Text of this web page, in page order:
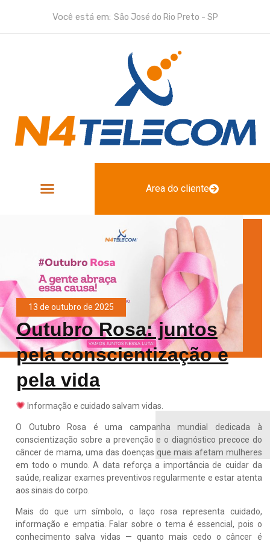
Você está em: São José do Rio Preto - SP
Area do cliente
13 de outubro de 2025
Outubro Rosa: juntos
pela conscientização e
pela vida
Informação e cuidado salvam vidas.
O Outubro Rosa é uma campanha mundial dedicada à
conscientização sobre a prevenção e o diagnóstico precoce do
câncer de mama, uma das doenças que mais afetam mulheres
em todo o mundo. A data reforça a importância de cuidar da
saúde, realizar exames preventivos regularmente e estar atenta
aos sinais do corpo.
Mais do que um símbolo, o laço rosa representa cuidado,
informação e empatia. Falar sobre o tema é essencial, pois o
conhecimento salva vidas — quanto mais cedo o câncer é